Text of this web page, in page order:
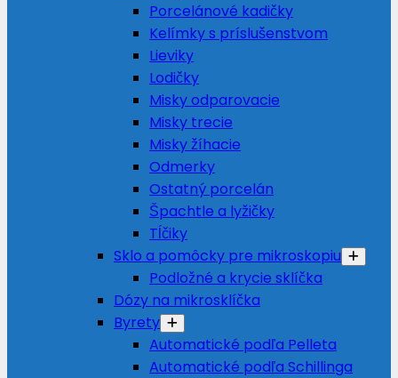
Porcelánové kadičky
Kelímky s príslušenstvom
Lieviky
Lodičky
Misky odparovacie
Misky trecie
Misky žíhacie
Odmerky
Ostatný porcelán
Špachtle a lyžičky
Tĺčiky
Sklo a pomôcky pre mikroskopiu
Podložné a krycie sklíčka
Dózy na mikrosklíčka
Byrety
Automatické podľa Pelleta
Automatické podľa Schillinga